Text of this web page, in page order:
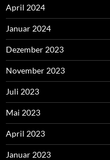
April 2024
Januar 2024
Dezember 2023
November 2023
Juli 2023
Mai 2023
April 2023
Januar 2023